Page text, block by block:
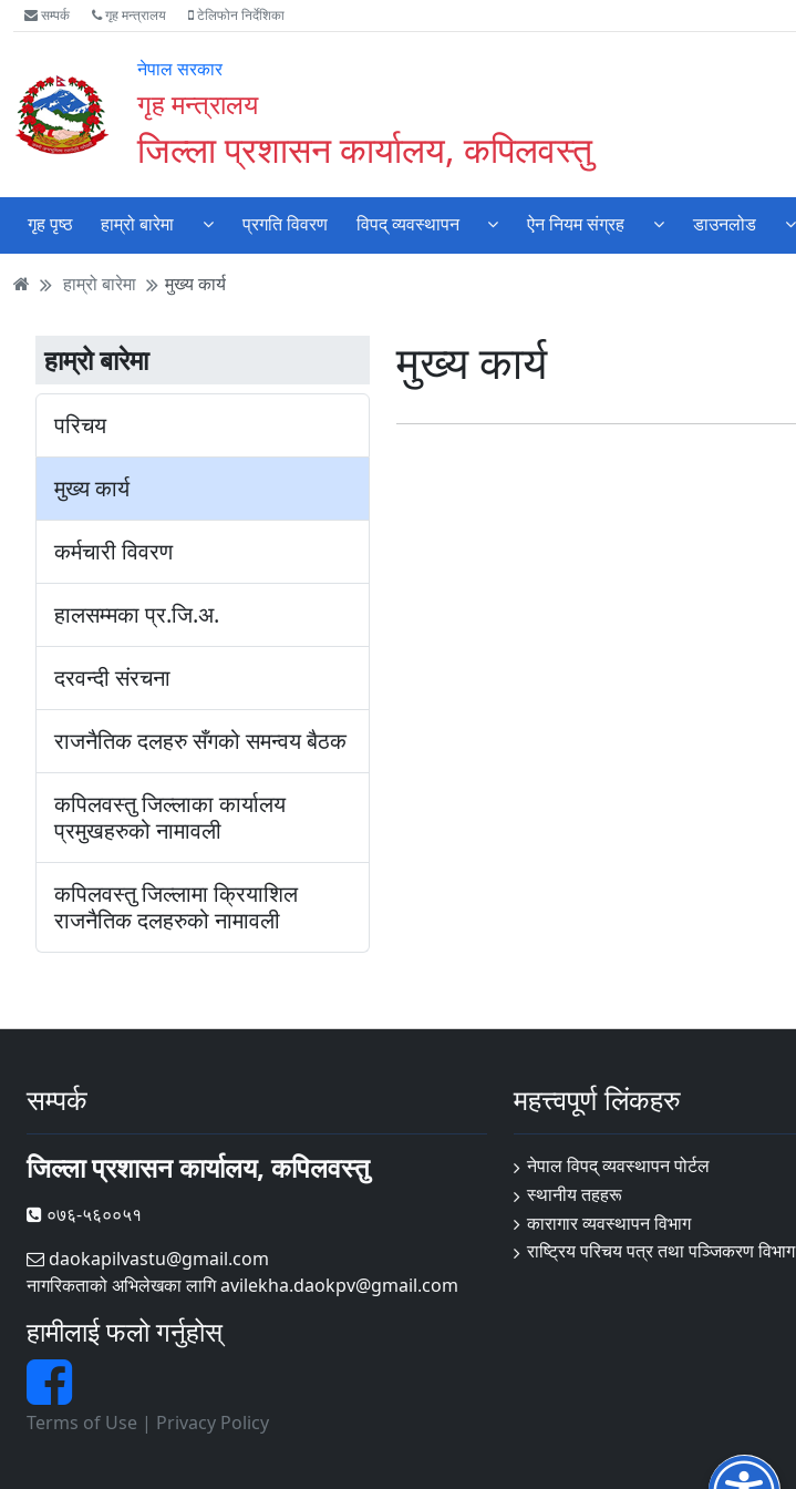
Accessibility
Mode
गर्नुहोस्
मुख्य
सामाग्री
मुख्य
नेभिगेसन
वेबसाइट
खोजमा
सम्पर्क गृह मन्त्रालय टेलिफोन निर्देशिका
नेपाल सरकार
गृह मन्त्रालय
जिल्ला प्रशासन कार्यालय, कपिलवस्तु
गृह पृष्ठ हाम्रो बारेमा प्रगति विवरण विपद् व्यवस्थापन ऐन नियम संग्रह डाउनलोड
हाम्रो बारेमा मुख्य कार्य
हाम्रो बारेमा
परिचय
मुख्य कार्य
कर्मचारी विवरण
हालसम्मका प्र.जि.अ.
दरवन्दी संरचना
राजनैतिक दलहरु सँगको समन्वय बैठक
कपिलवस्तु जिल्लाका कार्यालय
प्रमुखहरुको नामावली
कपिलवस्तु जिल्लामा क्रियाशिल
राजनैतिक दलहरुको नामावली
मुख्य कार्य
सम्पर्क
जिल्ला प्रशासन कार्यालय, कपिलवस्तु
०७६-५६००५१
daokapilvastu@gmail.com
नागरिकताको अभिलेखका लागि avilekha.daokpv@gmail.com
हामीलाई फलो गर्नुहोस्
Terms of Use | Privacy Policy
महत्त्वपूर्ण लिंकहरु
नेपाल विपद् व्यवस्थापन पोर्टल
स्थानीय तहहरू
कारागार व्यवस्थापन विभाग
राष्ट्रिय परिचय पत्र तथा पञ्जिकरण विभाग